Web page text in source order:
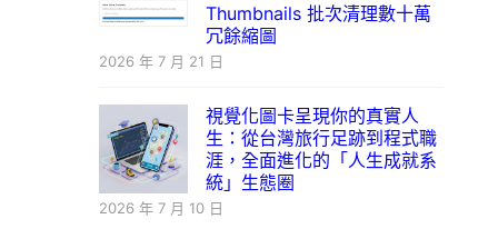
Thumbnails 批次清理數十萬
冗餘縮圖
2026 年 7 月 21 日
視覺化圖卡呈現你的真實人
生：從台灣旅行足跡到程式職
涯，全面進化的「人生成就系
統」生態圈
2026 年 7 月 10 日